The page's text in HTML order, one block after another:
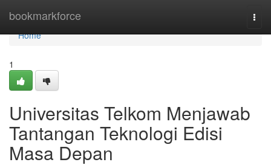
bookmarkforce
Home
Home
1
Universitas Telkom Menjawab
Tantangan Teknologi Edisi
Masa Depan